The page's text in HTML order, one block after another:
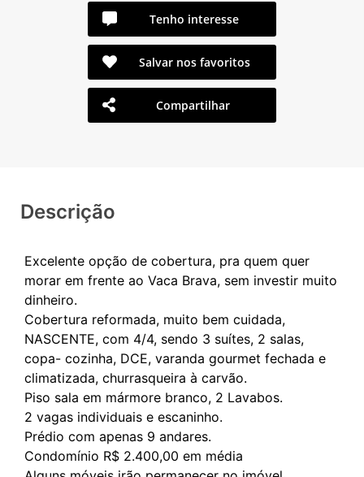
Tenho interesse
Salvar nos favoritos
Compartilhar
Descrição
Excelente opção de cobertura, pra quem quer
morar em frente ao Vaca Brava, sem investir muito
dinheiro.
Cobertura reformada, muito bem cuidada,
NASCENTE, com 4/4, sendo 3 suítes, 2 salas,
copa- cozinha, DCE, varanda gourmet fechada e
climatizada, churrasqueira à carvão.
Piso sala em mármore branco, 2 Lavabos.
2 vagas individuais e escaninho.
Prédio com apenas 9 andares.
Condomínio R$ 2.400,00 em média